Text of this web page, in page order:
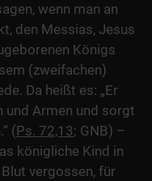
wenn man an
den Messias, Jesus
Königs
(zweifachen)
Da heißt es: „Er
und Armen und sorgt
(Ps. 72,13; GNB) –
königliche Kind in
vergossen, für